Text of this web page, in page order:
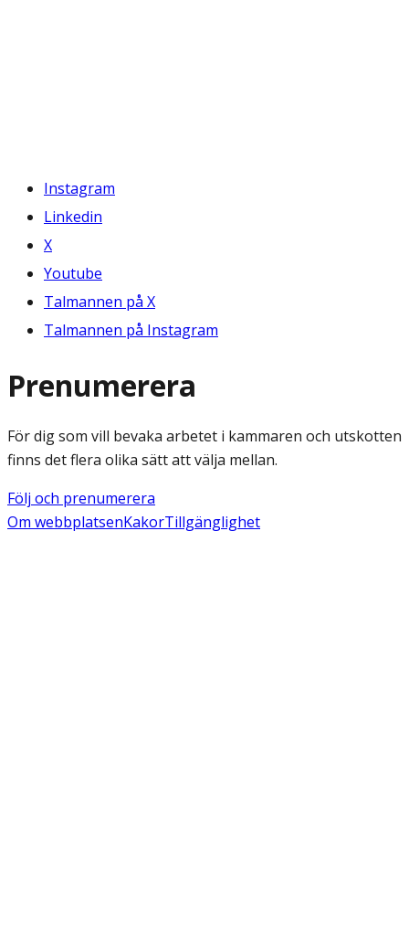
Instagram
Linkedin
X
Youtube
Talmannen på X
Talmannen på Instagram
Prenumerera
För dig som vill bevaka arbetet i kammaren och utskotten
finns det flera olika sätt att välja mellan.
Följ och prenumerera
Om webbplatsenKakorTillgänglighet